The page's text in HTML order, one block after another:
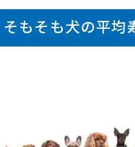
そもそも犬の平均